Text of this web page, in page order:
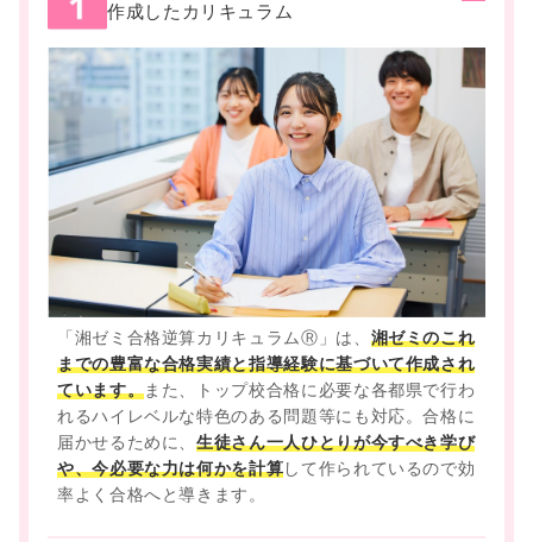
作成したカリキュラム
「湘ゼミ合格逆算カリキュラムⓇ」は、 湘ゼミのこれ
までの豊富な合格実績と指導経験に基づいて作成され
ています。また、トップ校合格に必要な各都県で行わ
れるハイレベルな特色のある問題等にも対応。合格に
届かせるために、生徒さん一人ひとりが今すべき学び
や、今必要な力は何かを計算して作られているので効
率よく合格へと導きます。